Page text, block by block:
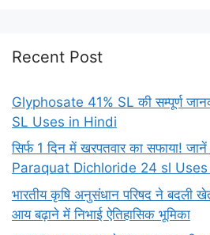
Recent Post
Glyphosate 41% SL की सम्पूर्ण
SL Uses in Hindi
सिर्फ 1 दिन में खरपतवार का सफाया!
Paraquat Dichloride 24 sl
भारतीय कृषि अनुसंधान परिषद ने बदली
आय बढ़ाने में निभाई ऐतिहासिक भूमिका